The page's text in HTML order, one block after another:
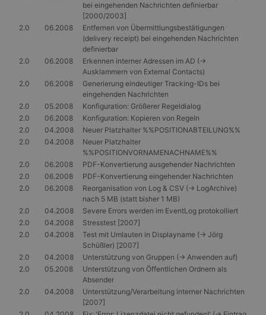
bei eingehenden Nachrichten definierbar
[2000/2003]
2.0
06.2008
Entfernen von Übermittlungsbestätigungen
(delivery receipt) bei eingehenden Nachrichten
definierbar
2.0
06.2008
Erkennen interner Adressen im AD (->
Ausklammern von External Contacts)
2.0
06.2008
Generierung eindeutiger Tracking-IDs bei
eingehenden Nachrichten
2.0
05.2008
Konfiguration: Größerer Regeldialog
2.0
06.2008
Konfiguration: Kopieren von Regeln
2.0
04.2008
Neuer Platzhalter %%POSITIONABTEILUNG%%
2.0
04.2008
Neuer Platzhalter
%%POSITIONVORNAMENACHNAME%%
2.0
06.2008
PDF-Konvertierung ausgehender Nachrichten
2.0
06.2008
PDF-Konvertierung eingehender Nachrichten
2.0
06.2008
Reorganisation von Log & CSV (-> LogArchive)
nach 5 MB (statt bisher 1 MB)
2.0
04.2008
Severe Errors werden im EventLog protokolliert
2.0
04.2008
Stresstest [2007]
2.0
04.2008
Test mit Umlauten in Displayname (-> Jörg
Schüßler) [2007]
2.0
04.2008
Unterstützung von Gruppen (-> Anwenden auf)
2.0
05.2008
Unterstützung von Öffentlichen Ordnern als
Absender
2.0
04.2008
Unterstützung/Verarbeitung interner Nachrichten
[2007]